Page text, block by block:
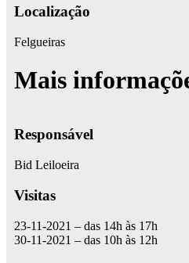
Localização
Felgueiras
Mais
Responsável
Bid Leiloeira
Visitas
23-11-2021 – das 14h às 17h
30-11-2021 – das 10h às 12h